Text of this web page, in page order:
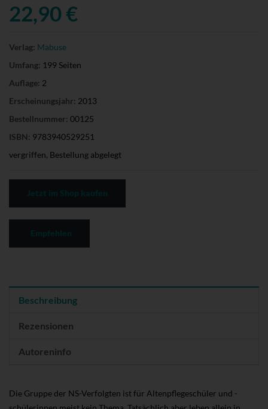
22,90 €
Verlag: Mabuse
Umfang: 199 Seiten
Auflage: 2
Erscheinungsjahr: 2013
Bestellnummer: 00125
ISBN: 9783940529251
vergriffen, Bestellung abgelegt
Beschreibung
Rezensionen
Autoreninfo
Die Gruppe der NS-Verfolgten ist für Altenpflegeschüler und -